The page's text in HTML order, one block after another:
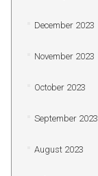
December 2023
November 2023
October 2023
September 2023
August 2023